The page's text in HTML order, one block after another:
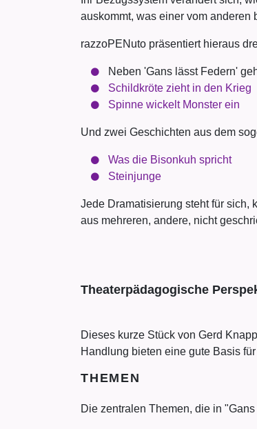
auskommt, was einer vom anderen
razzoPENuto präsentiert hieraus
Neben 'Gans lässt Federn'
Schildkröte zieht in den Krieg
Spinne wickelt Monster ein
Und zwei Geschichten aus dem
Was die Bisonkuh spricht
Steinjunge
Jede Dramatisierung steht für sich,
aus mehreren, andere, nicht
Theaterpädagogische
Dieses kurze Stück von Gerd
Handlung bieten eine gute Basis
THEMEN
Die zentralen Themen, die in